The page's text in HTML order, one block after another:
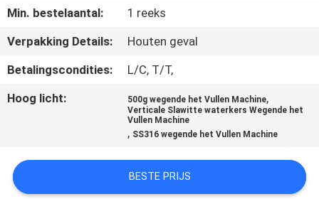
NEEM
CONTACT
OP
Min. bestelaantal:
1 reeks
Verpakking Details:
Houten geval
Betalingscondities:
L/C, T/T,
Hoog licht:
500g wegende het Vullen Machine,
Verticale Slawitte waterkers Wegende het
Vullen Machine
, SS316 wegende het Vullen Machine
BESTE PRIJS